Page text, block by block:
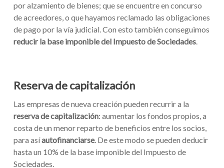
por alzamiento de bienes; que se encuentre en concurso
de acreedores, o que hayamos reclamado las obligaciones
de pago por la vía judicial. Con esto también conseguimos
reducir la base imponible del Impuesto de Sociedades.
Reserva de capitalización
Las empresas de nueva creación pueden recurrir a la
reserva de capitalización: aumentar los fondos propios, a
costa de un menor reparto de beneficios entre los socios,
para asíautofinanciarse. De este modo se pueden deducir
hasta un 10% de la base imponible del Impuesto de
Sociedades.